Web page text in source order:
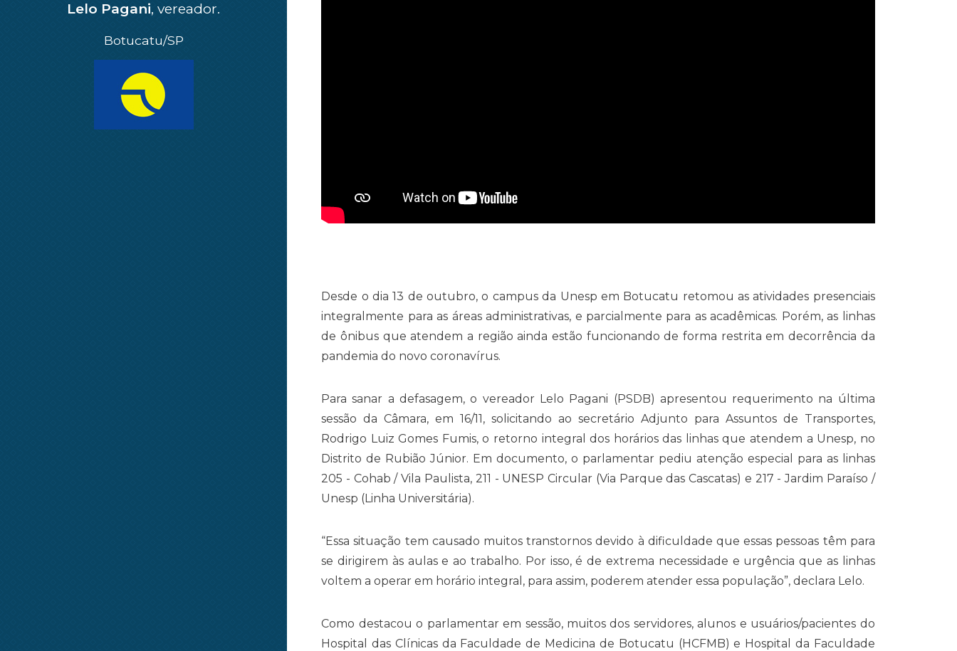
Lelo Pagani, vereador.
Botucatu/SP
Desde o dia 13 de outubro, o campus da Unesp em Botucatu retomou as atividades presenciais
integralmente para as áreas administrativas, e parcialmente para as acadêmicas. Porém, as linhas
de ônibus que atendem a região ainda estão funcionando de forma restrita em decorrência da
pandemia do novo coronavírus.
Para sanar a defasagem, o vereador Lelo Pagani (PSDB) apresentou requerimento na última
sessão da Câmara, em 16/11, solicitando ao secretário Adjunto para Assuntos de Transportes,
Rodrigo Luiz Gomes Fumis, o retorno integral dos horários das linhas que atendem a Unesp, no
Distrito de Rubião Júnior. Em documento, o parlamentar pediu atenção especial para as linhas
205 - Cohab / Vila Paulista, 211 - UNESP Circular (Via Parque das Cascatas) e 217 - Jardim Paraíso /
Unesp (Linha Universitária).
“Essa situação tem causado muitos transtornos devido à dificuldade que essas pessoas têm para
se dirigirem às aulas e ao trabalho. Por isso, é de extrema necessidade e urgência que as linhas
voltem a operar em horário integral, para assim, poderem atender essa população”, declara Lelo.
Como destacou o parlamentar em sessão, muitos dos servidores, alunos e usuários/pacientes do
Hospital das Clínicas da Faculdade de Medicina de Botucatu (HCFMB) e Hospital da Faculdade